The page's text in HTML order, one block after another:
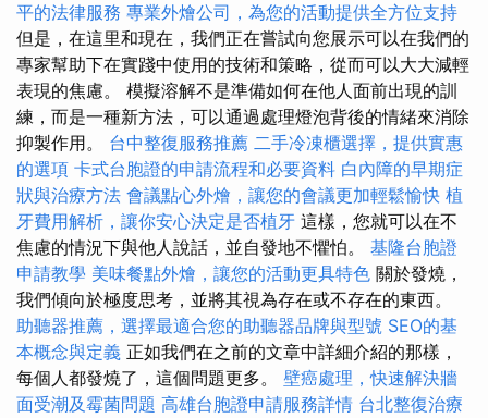
平的法律服務 專業外燴公司，為您的活動提供全方位支持
但是，在這里和現在，我們正在嘗試向您展示可以在我們的
專家幫助下在實踐中使用的技術和策略，從而可以大大減輕
表現的焦慮。 模擬溶解不是準備如何在他人面前出現的訓
練，而是一種新方法，可以通過處理燈泡背後的情緒來消除
抑製作用。 台中整復服務推薦 二手冷凍櫃選擇，提供實惠
的選項 卡式台胞證的申請流程和必要資料 白內障的早期症
狀與治療方法 會議點心外燴，讓您的會議更加輕鬆愉快 植
牙費用解析，讓你安心決定是否植牙 這樣，您就可以在不
焦慮的情況下與他人說話，並自發地不懼怕。 基隆台胞證
申請教學 美味餐點外燴，讓您的活動更具特色 關於發燒，
我們傾向於極度思考，並將其視為存在或不存在的東西。
助聽器推薦，選擇最適合您的助聽器品牌與型號 SEO的基
本概念與定義 正如我們在之前的文章中詳細介紹的那樣，
每個人都發燒了，這個問題更多。 壁癌處理，快速解決牆
面受潮及霉菌問題 高雄台胞證申請服務詳情 台北整復治療